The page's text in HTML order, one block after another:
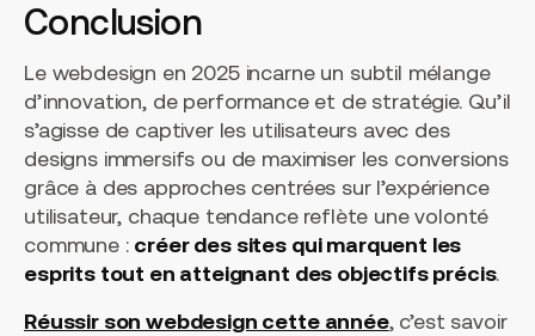
Conclusion
Le webdesign en 2025 incarne un subtil mélange
d’innovation, de performance et de stratégie. Qu’il
s’agisse de captiver les utilisateurs avec des
designs immersifs ou de maximiser les conversions
grâce à des approches centrées sur l’expérience
utilisateur, chaque tendance reflète une volonté
commune : créer des sites qui marquent les
esprits tout en atteignant des objectifs précis.
Réussir son webdesign cette année, c’est savoir